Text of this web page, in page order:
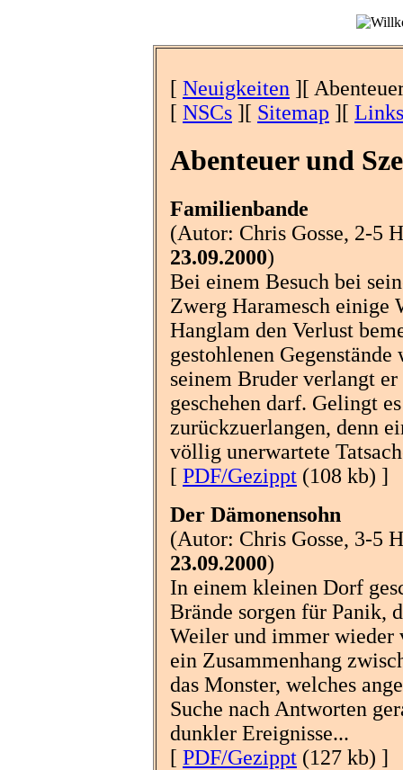
[ Neuigkeiten ][
[ NSCs ][ Sitemap ][ Links
Abenteuer und
Familienbande
(Autor: Chris Gosse, 2-5
23.09.2000)
Bei einem Besuch bei
Zwerg Haramesch einige
Hanglam den Verlust
gestohlenen
seinem Bruder verlangt
geschehen darf. Gelingt
zurückzuerlangen, denn
völlig unerwartete
[ PDF/Gezippt (108 kb) ]
Der Dämonensohn
(Autor: Chris Gosse, 3-5
23.09.2000)
In einem kleinen Dorf
Brände sorgen für Panik,
Weiler und immer wieder
ein Zusammenhang
das Monster, welches
Suche nach Antworten
dunkler Ereignisse...
[ PDF/Gezippt (127 kb) ]